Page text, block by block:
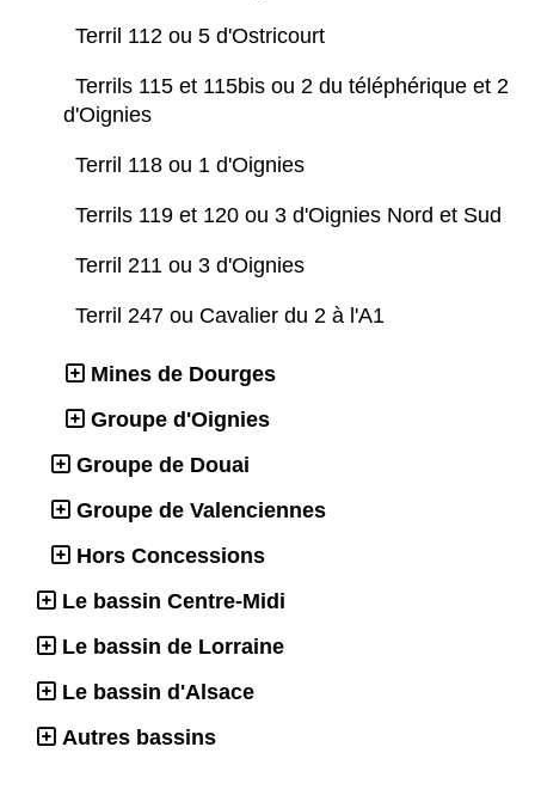
Terril 112 ou 5 d'Ostricourt
Terrils 115 et 115bis ou 2 du téléphérique et 2
d'Oignies
Terril 118 ou 1 d'Oignies
Terrils 119 et 120 ou 3 d'Oignies Nord et Sud
Terril 211 ou 3 d'Oignies
Terril 247 ou Cavalier du 2 à l'A1
Mines de Dourges
Groupe d'Oignies
Groupe de Douai
Groupe de Valenciennes
Hors Concessions
Le bassin Centre-Midi
Le bassin de Lorraine
Le bassin d'Alsace
Autres bassins